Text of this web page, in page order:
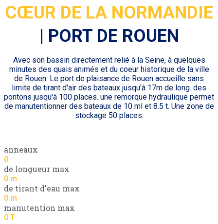
CŒUR DE LA NORMANDIE
| PORT DE ROUEN
Avec son bassin directement relié à la Seine, à quelques
minutes des quais animés et du coeur historique de la ville
de Rouen. Le port de plaisance de Rouen accueille sans
limite de tirant d'air des bateaux jusqu'à 17m de long. des
pontons jusqu'à 100 places. une remorque hydraulique permet
de manutentionner des bateaux de 10 ml et 8.5 t. Une zone de
stockage 50 places.
anneaux
0
de longueur max
0 m
de tirant d'eau max
0 m
manutention max
0 T